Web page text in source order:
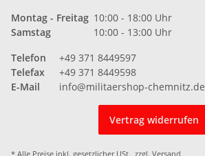
Montag - Freitag 10:00 - 18:00 Uhr
Samstag
10:00 - 13:00 Uhr
Telefon
+49 371 8449597
Telefax
+49 371 8449598
E-Mail
info@militaershop-chemnitz.de
Vertrag widerrufen
* Alle Preise inkl. gesetzlicher USt., zzgl. Versand